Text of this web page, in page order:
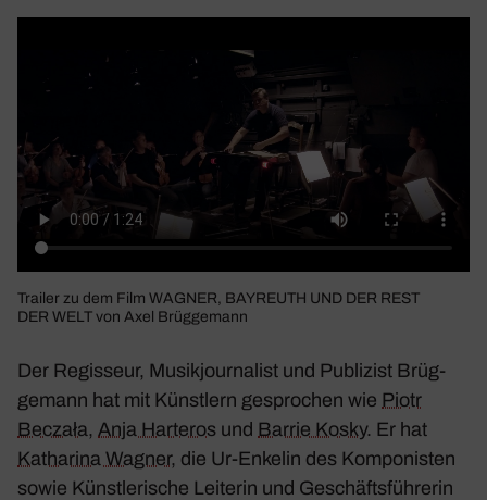
Trailer zu dem Film WAGNER, BAYREUTH UND DER REST
DER WELT von Axel Brüg­ge­mann
Der Regis­seur, Musik­jour­na­list und Publi­zist Brüg­
ge­mann hat mit Künst­lern gespro­chen wie Piotr
Beczała, Anja Harteros und Barrie Kosky. Er hat
Katha­rina Wagner, die Ur-Enkelin des Kompo­nisten
sowie Künst­le­ri­sche Leiterin und Geschäfts­füh­rerin